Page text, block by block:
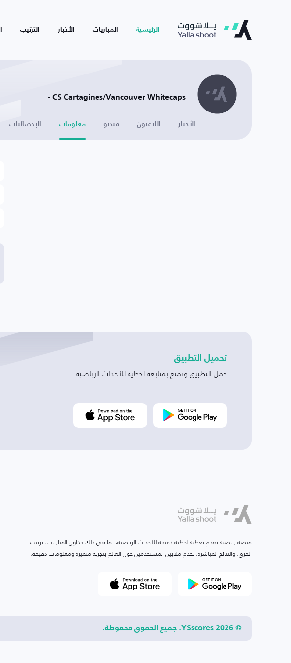
الرئيسية المباريات الأخبار الترتيب
CS Cartagines/Vancouver Whitecaps -
الأخبار اللاعبون فيديو معلومات الإحصائيات
تحميل التطبيق
حمل التطبيق وتمتع بمتابعة لحظية للأحداث الرياضية
منصة رياضية تقدم تغطية لحظية دقيقة للأحداث الرياضية، بما في ذلك جداول المباريات، ترتيب
الفرق، والنتائج المباشرة. نخدم ملايين المستخدمين حول العالم بتجربة متميزة ومعلومات دقيقة.
© 2026 YSscores. جميع الحقوق محفوظة.